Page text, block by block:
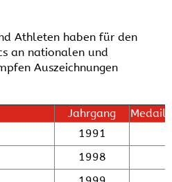
Athleten haben für den
an nationalen und
Auszeichnungen
Jahrgang
1991
1998